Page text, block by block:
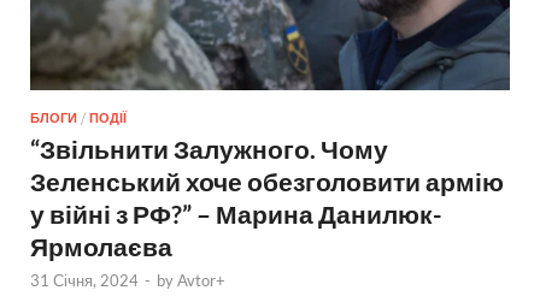
БЛОГИ / ПОДІЇ
“Звільнити Залужного. Чому
Зеленський хоче обезголовити армію
у війні з РФ?” – Марина Данилюк-
Ярмолаєва
31 Січня, 2024 - byAvtor+